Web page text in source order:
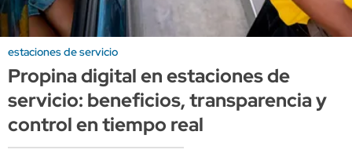
estaciones de servicio
Propina digital en estaciones de
servicio: beneficios, transparencia y
control en tiempo real